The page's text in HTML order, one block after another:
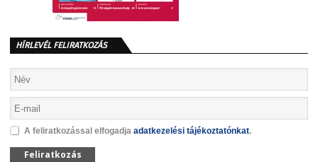
HÍRLEVÉL FELIRATKOZÁS
A feliratkozással elfogadja adatkezelési tájékoztatónkat.
Feliratkozás